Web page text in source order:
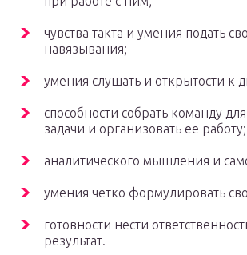
чувства такта и умения подать
навязывания;
умения слушать и открытости к
способности собрать команду
задачи и организовать ее работу;
аналитического мышления и
умения четко формулировать
готовности нести
результат.